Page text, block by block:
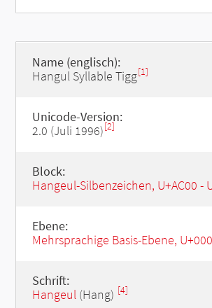
Name (englisch):
Hangul Syllable Tigg[1]
Unicode-Version:
2.0 (Juli 1996)[2]
Block:
Hangeul-Silbenzeichen, U+AC00 -
Ebene:
Mehrsprachige Basis-Ebene,
Schrift:
Hangeul(Hang) [4]